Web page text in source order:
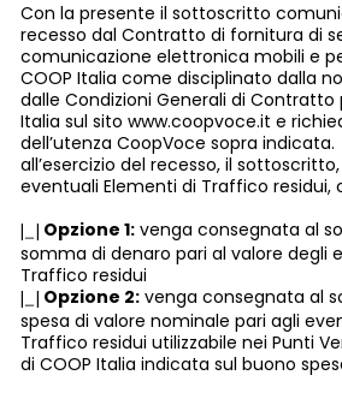
Con la presente il sottoscritto
recesso dal Contratto di fornitura di
comunicazione elettronica mobili e
COOP Italia come disciplinato dalla
dalle Condizioni Generali di
Italia sul sito www.coopvoce.it e
dell’utenza CoopVoce sopra
all’esercizio del recesso, il
eventuali Elementi di Traffico residui,
| | Opzione 1:venga consegnata al
somma di denaro pari al valore degli
Traffico residui
| | Opzione 2:venga consegnata al
spesa di valore nominale pari agli
Traffico residui utilizzabile nei Punti
di COOP Italia indicata sul buono